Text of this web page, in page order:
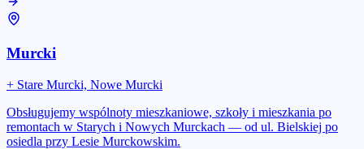
Murcki
+ Stare Murcki, Nowe Murcki
Obsługujemy wspólnoty mieszkaniowe, szkoły i mieszkania po
remontach w Starych i Nowych Murckach — od ul. Bielskiej po
osiedla przy Lesie Murckowskim.